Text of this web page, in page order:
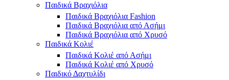
Παιδικά Βραχιόλια
Παιδικά Βραχιόλια Fashion
Παιδικά Βραχιόλια από Ασήμι
Παιδικά Βραχιόλια από Χρυσό
Παιδικά Κολιέ
Παιδικά Κολιέ από Ασήμι
Παιδικά Κολιέ από Χρυσό
Παιδικό Δαχτυλίδι